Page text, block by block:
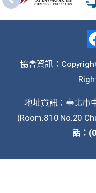
協會資訊：
地址資訊：臺北市
(Room.810 No.20
話：